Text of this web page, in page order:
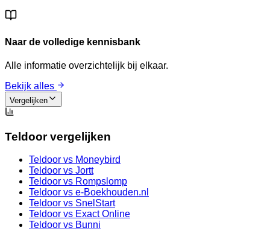
Naar de volledige kennisbank
Alle informatie overzichtelijk bij elkaar.
Bekijk alles
Vergelijken
Teldoor vergelijken
Teldoor vs Moneybird
Teldoor vs Jortt
Teldoor vs Rompslomp
Teldoor vs e-Boekhouden.nl
Teldoor vs SnelStart
Teldoor vs Exact Online
Teldoor vs Bunni